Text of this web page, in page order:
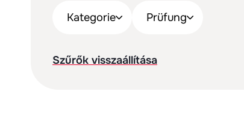
Kategorie Prüfung
Szűrők visszaállítása